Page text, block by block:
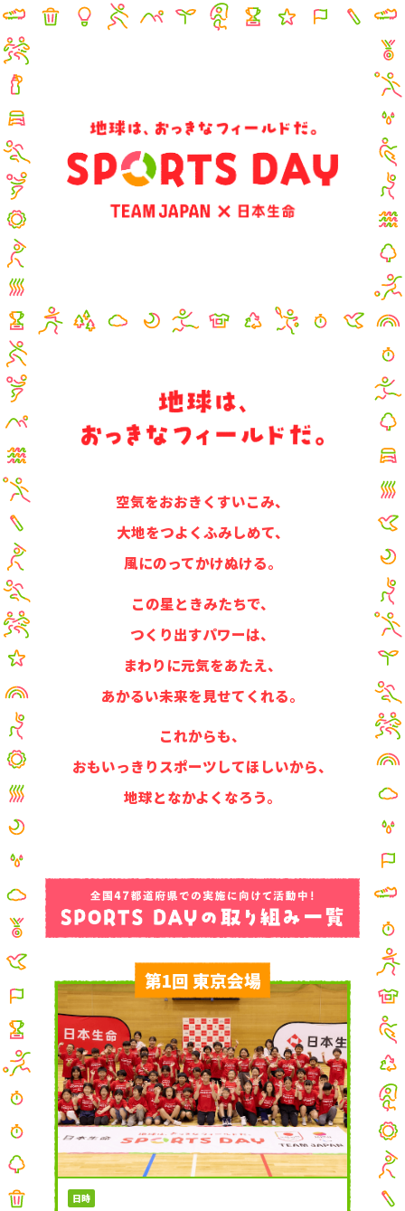
空気をおおきくすいこみ、
大地をつよくふみしめて、
風にのってかけぬける。
この星ときみたちで、
つくり出すパワーは、
まわりに元気をあたえ、
あかるい未来を見せてくれる。
これからも、
おもいっきりスポーツしてほしいから、
地球となかよくなろう。
第1回 東京会場
日時